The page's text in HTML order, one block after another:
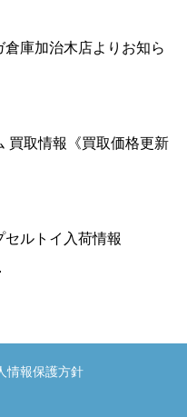
倉庫加治木店よりお知ら
買取情報《買取価格更新
セルトイ入荷情報
情報保護方針